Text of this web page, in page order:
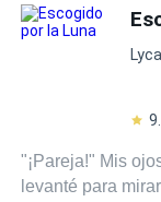
ahí.
"¡Pareja!" Mis
levanté para